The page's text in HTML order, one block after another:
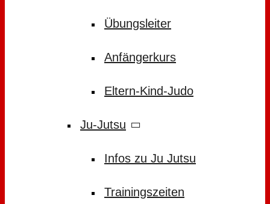
Übungsleiter
Anfängerkurs
Eltern-Kind-Judo
Ju-Jutsu
Infos zu Ju Jutsu
Trainingszeiten